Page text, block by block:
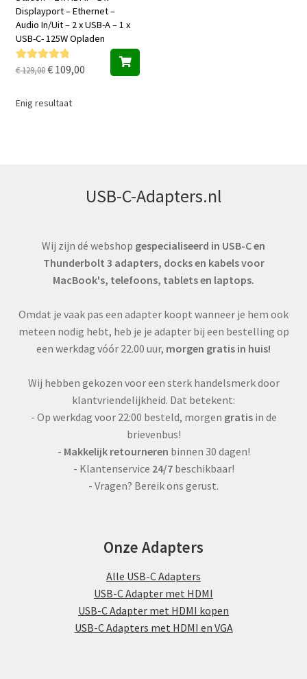
Displayport – Ethernet –
Audio In/Uit – 2 x USB-A – 1 x
USB-C- 125W Opladen
Gewaardeer
€129,00Oorspronkelijke
was:
€109,00Huidige
Enig resultaat
USB-C-Adapters.nl
Wij zijn dé webshop gespecialiseerd in USB-C en
Thunderbolt 3 adapters, docks en kabels voor
MacBook's, telefoons, tablets en laptops.
Omdat je vaak pas een adapter koopt wanneer je hem ook
meteen nodig hebt, heb je je adapter bij een bestelling op
een werkdag vóór 22.00 uur, morgen gratis in huis!
Wij hebben gekozen voor een sterk handelsmerk door
klantvriendelijkheid. Dat betekent:
- Op werkdag voor 22:00 besteld, morgen gratisin de
brievenbus!
- Makkelijk retourneren binnen 30 dagen!
- Klantenservice 24/7beschikbaar!
- Vragen? Bereik ons gerust.
Onze Adapters
Alle USB-C Adapters
USB-C Adapter met HDMI
USB-C Adapter met HDMI kopen
USB-C Adapters met HDMI en VGA